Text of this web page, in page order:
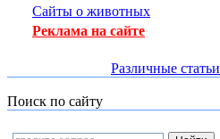
Сайты о животных
Реклама на сайте
Различные статьи
Поиск по сайту